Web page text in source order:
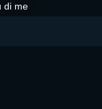
di me